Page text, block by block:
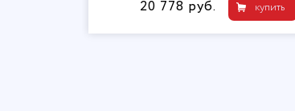
купить
20 778 руб.